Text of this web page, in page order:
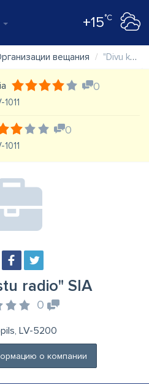
+15°C
вещания "Divu krastu radio" SIA
0
0
radio" SIA
0
LV-5200
о компании